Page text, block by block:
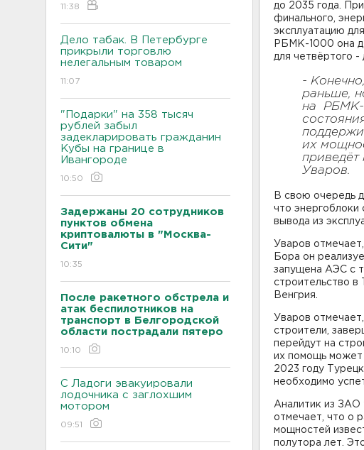
11:38
Дело табак. В Петербурге
прикрыли торговлю
нелегальным товаром
11:07
"Подарки" на 358 тысяч
рублей забыл
задекларировать гражданин
Кубы на границе в
Ивангороде
10:50
Задержаны 20 сотрудников
пунктов обмена
криптовалюты в "Москва-
Сити"
10:35
После ракетного обстрела и
атак беспилотников на
транспорт в Белгородской
области пострадали пятеро
10:10
С Ладоги эвакуировали
лодочника с заглохшим
мотором
09:51
до 2035 года.
финального,
эксплуатацию
РБМК-1000 она
для четвёртого -
-
раньше,
на РБМК-
их
приведёт
Уваров.
В свою очередь
что
вывода из
Уваров
Бора он
запущена АЭС с
строительство в
Венгрия.
Уваров
строители,
перейдут на
их помощь
2023 году
необходимо
Аналитик из ЗАО
отмечает, что о
мощностей
полутора лет.